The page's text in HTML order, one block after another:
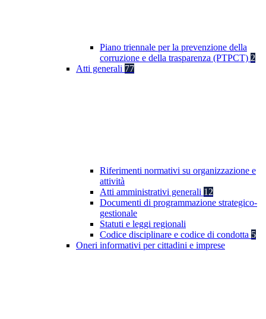
Piano triennale per la prevenzione della
corruzione e della trasparenza (PTPCT) 2
Atti generali 77
Riferimenti normativi su organizzazione e
attività
Atti amministrativi generali 12
Documenti di programmazione strategico-
gestionale
Statuti e leggi regionali
Codice disciplinare e codice di condotta 5
Oneri informativi per cittadini e imprese